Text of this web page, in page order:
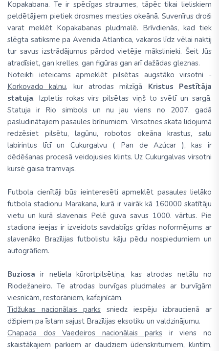
Kopakabana. Te ir spēcīgas straumes, tāpēc tikai lieliskiem
peldētājiem pietiek drosmes mesties okeānā. Suvenīrus droši
varat meklēt Kopakabanas pludmalē. Brīvdienās, kad tiek
slēgta satiksme pa Avenida Atlantica, vakaros līdz vēlai naktij
tur savus izstrādājumus pārdod vietējie mākslinieki. Šeit Jūs
atradīsiet, gan krelles, gan figūras gan arī dažādas gleznas.
Noteikti ieteicams apmeklēt pilsētas augstāko virsotni -
Korkovado kalnu, kur atrodas milzīgā Kristus Pestītāja
statuja. Izpletis rokas virs pilsētas viņš to svētī un sargā.
Statuja ir Rio simbols un nu jau viens no 2007. gadā
pasludinātajiem pasaules brīnumiem. Virsotnes skata lidojumā
redzēsiet pilsētu, lagūnu, robotos okeāna krastus, salu
labirintus līcī un Cukurgalvu ( Pan de Azúcar ), kas ir
dēdēšanas procesā veidojusies klints. Uz Cukurgalvas virsotni
kursē gaisa tramvajs.
Futbola cienītāji būs ieinteresēti apmeklēt pasaules lielāko
futbola stadionu Marakana, kurā ir vairāk kā 160000 skatītāju
vietu un kurā slavenais Pelē guva savus 1000. vārtus. Pie
stadiona ieejas ir izveidots savdabīgs grīdas noformējums ar
slavenāko Brazīlijas futbolistu kāju pēdu nospiedumiem un
autogrāfiem.
Buziosa ir neliela kūrortpilsētiņa, kas atrodas netālu no
Riodežaneiro. Te atrodas burvīgas pludmales ar burvīgām
viesnīcām, restorāniem, kafejnīcām.
Tidžukas nacionālais parks sniedz iespēju izbraucienā ar
džipiem pa īstam sajust Brazīlijas eksotiku un valdzinājumu.
Chapada dos Vaedeiros nacionālais parksir viens no
skaistākajiem parkiem ar daudziem ūdenskritumiem, klintīm,